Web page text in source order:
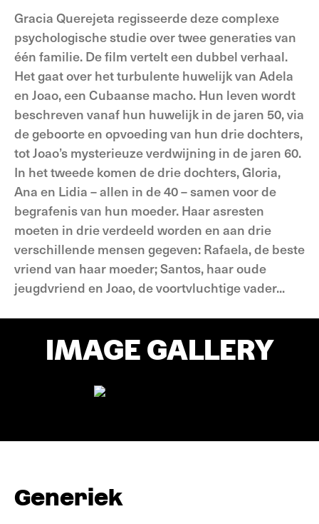
Gracia Querejeta regisseerde deze complexe
psychologische studie over twee generaties van
één familie. De film vertelt een dubbel verhaal.
Het gaat over het turbulente huwelijk van Adela
en Joao, een Cubaanse macho. Hun leven wordt
beschreven vanaf hun huwelijk in de jaren 50, via
de geboorte en opvoeding van hun drie dochters,
tot Joao’s mysterieuze verdwijning in de jaren 60.
In het tweede komen de drie dochters, Gloria,
Ana en Lidia – allen in de 40 – samen voor de
begrafenis van hun moeder. Haar asresten
moeten in drie verdeeld worden en aan drie
verschillende mensen gegeven: Rafaela, de beste
vriend van haar moeder; Santos, haar oude
jeugdvriend en Joao, de voortvluchtige vader...
IMAGE GALLERY
Generiek